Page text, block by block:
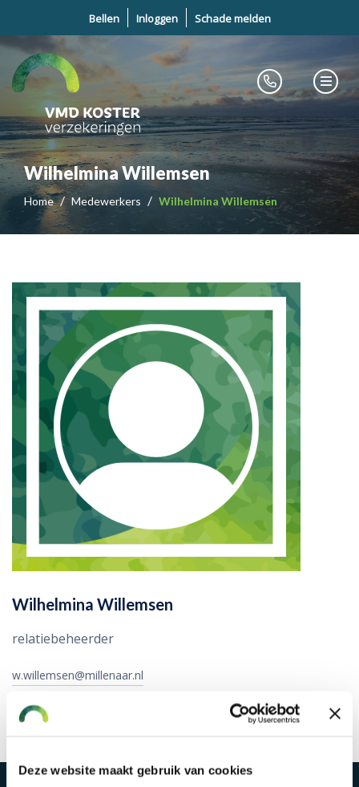
Deze website maakt gebruik van cookies
Bellen Inloggen Schade melden
Wilhelmina Willemsen
Home Medewerkers Wilhelmina Willemsen
Wilhelmina Willemsen
relatiebeheerder
w.willemsen@millenaar.nl
088 044 5153